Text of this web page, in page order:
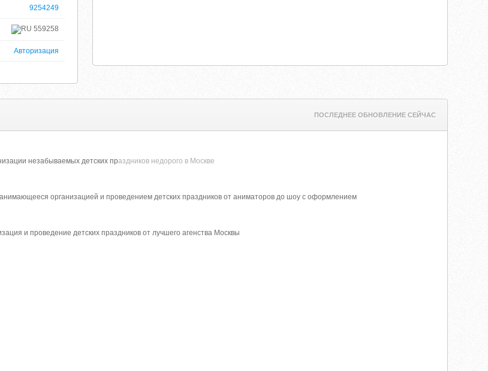
9254249
559258
Авторизация
ПОСЛЕДНЕЕ ОБНОВЛЕНИЕ СЕЙЧАС
незабываемых детских праздников недорого в Москве
организацией и проведением детских праздников от аниматоров до шоу с оформлением
и проведение детских праздников от лучшего агенства Москвы